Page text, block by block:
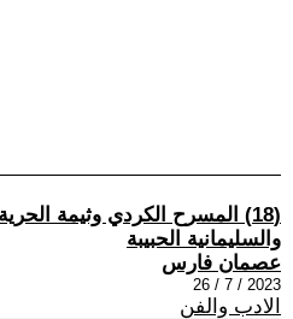
(18) المسرح الكردي وثيمة
والسليمانية الحبيبة
عصمان فارس
2023 / 7 / 26
الادب والفن